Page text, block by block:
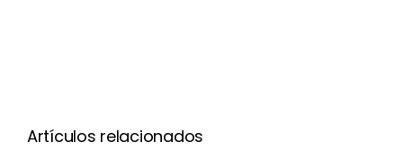
Artículos relacionados